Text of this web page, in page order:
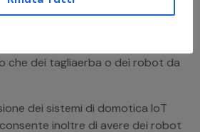
È il caso dei popolari
che dei tagliaerba o dei robot da
dei sistemi di domotica IoT
inoltre di avere dei robot